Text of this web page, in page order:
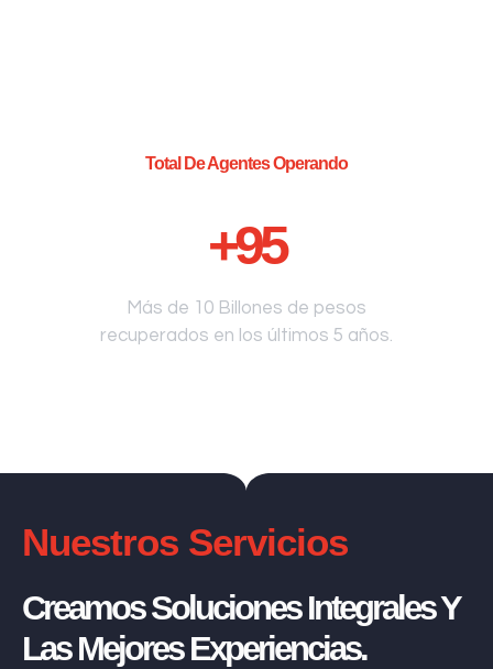
Total De Agentes Operando
+95
Más de 10 Billones de pesos
recuperados en los últimos 5 años.
Nuestros Servicios
Creamos Soluciones Integrales Y
Las Mejores Experiencias.